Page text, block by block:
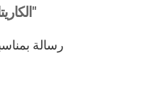
الكاريتاس العالمية للشباب: "نحتاجُ إليكم"
رسالة